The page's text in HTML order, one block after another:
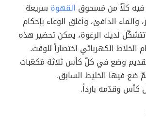
كلّاً من مَسحوق القهوة سريعة
والماء الدافئ، وأغلق الوعاء بإحكام
لديك الرغوة، يمكن تحضير هذه
الخلاط الكهربائي اختصاراً للوقت.
وضع في كلّ كأس ثلاثة مُكعّبات
ضع فيها الخليط السابق.
كأس وقدّمه بارداً.